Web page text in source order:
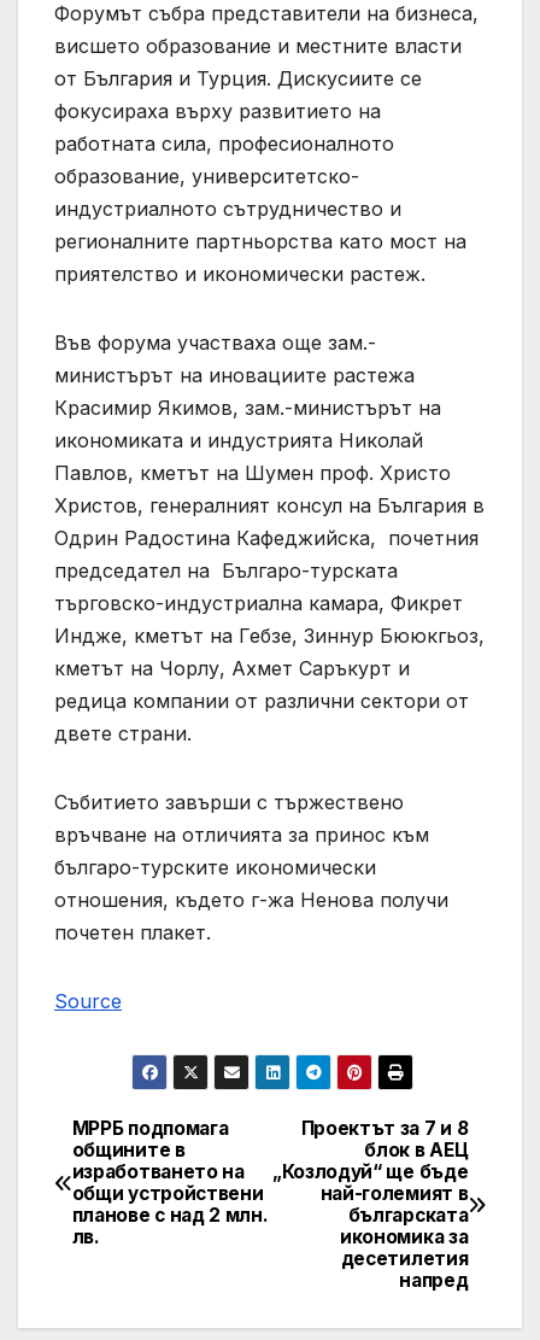
Форумът събра представители на бизнеса,
висшето образование и местните власти
от България и Турция. Дискусиите се
фокусираха върху развитието на
работната сила, професионалното
образование, университетско-
индустриалното сътрудничество и
регионалните партньорства като мост на
приятелство и икономически растеж.
Във форума участваха още зам.-
министърът на иновациите растежа
Красимир Якимов, зам.-министърът на
икономиката и индустрията Николай
Павлов, кметът на Шумен проф. Христо
Христов, генералният консул на България в
Одрин Радостина Кафеджийска, почетния
председател на Българо-турската
търговско-индустриална камара, Фикрет
Индже, кметът на Гебзе, Зиннур Бююкгьоз,
кметът на Чорлу, Ахмет Саръкурт и
редица компании от различни сектори от
двете страни.
Събитието завърши с тържествено
връчване на отличията за принос към
българо-турските икономически
отношения, където г-жа Ненова получи
почетен плакет.
Source
Post
navigation
Проектът за 7 и 8
блок в АЕЦ
„Козлодуй“ ще бъде
най-големият в
българската
икономика за
десетилетия
напред
МРРБ подпомага
общините в
изработването на
общи устройствени
планове с над 2 млн.
лв.